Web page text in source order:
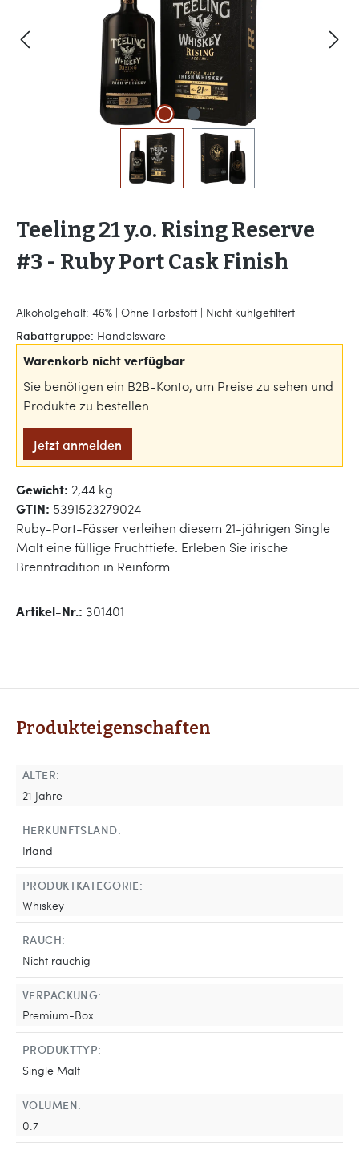
Teeling 21 y.o. Rising Reserve
#3 - Ruby Port Cask Finish
Alkoholgehalt: 46% | Ohne Farbstoff | Nicht kühlgefiltert
Rabattgruppe: Handelsware
Warenkorb nicht verfügbar
Sie benötigen ein B2B-Konto, um Preise zu sehen und
Produkte zu bestellen.
Jetzt anmelden
Gewicht: 2,44 kg
GTIN: 5391523279024
Ruby-Port-Fässer verleihen diesem 21-jährigen Single
Malt eine füllige Fruchttiefe. Erleben Sie irische
Brenntradition in Reinform.
Artikel-Nr.: 301401
Produkteigenschaften
ALTER:
21 Jahre
HERKUNFTSLAND:
Irland
PRODUKTKATEGORIE:
Whiskey
RAUCH:
Nicht rauchig
VERPACKUNG:
Premium-Box
PRODUKTTYP:
Single Malt
VOLUMEN:
0.7